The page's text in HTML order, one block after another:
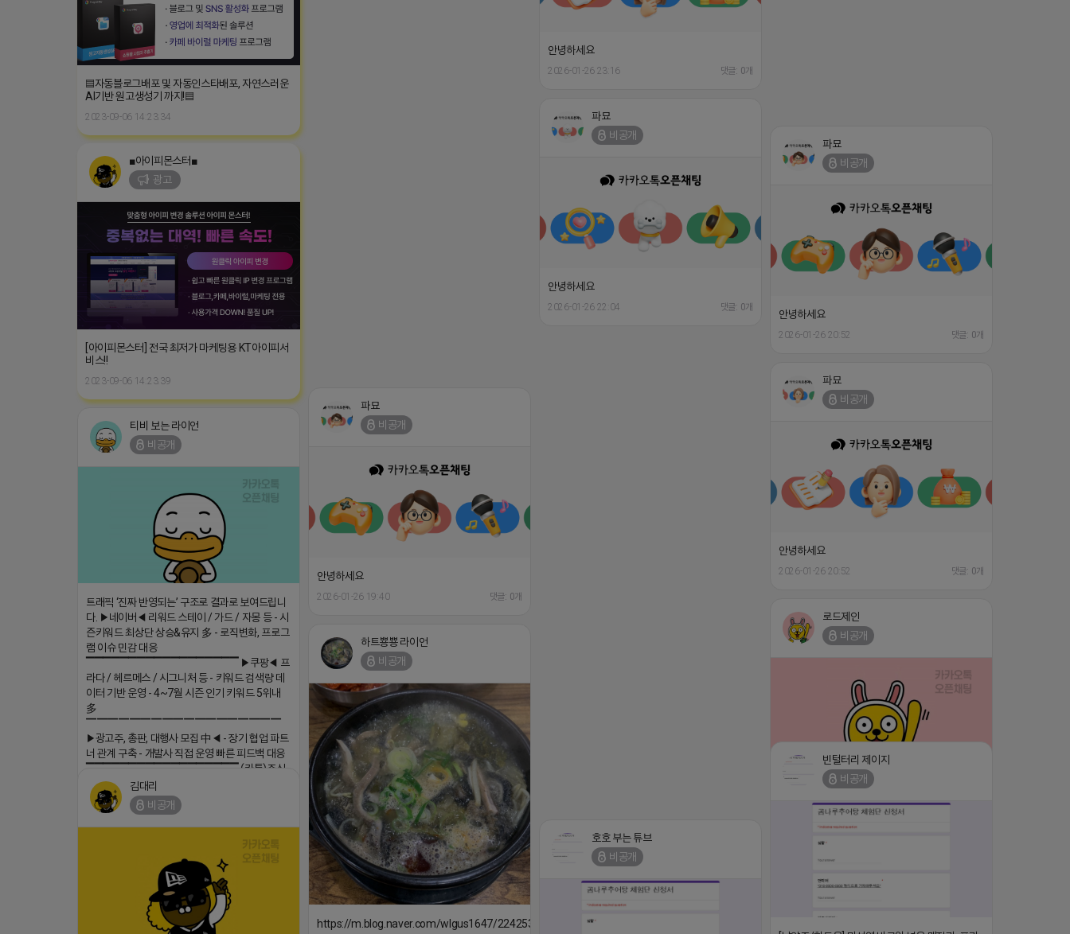
안녕하세요
2026-01-26 23:16 댓글: 0개
▤자동블로그배포 및 자동인스타배포, 자연스러운
AI기반 원고생성기 까지!▤
2023-09-06 14:23:34
파묘
비공개
안녕하세요
2026-01-26 22:04 댓글: 0개
파묘
비공개
안녕하세요
2026-01-26 20:52 댓글: 0개
■아이피몬스터■
광고
[아이피몬스터] 전국 최저가 마케팅용 KT아이피서
비스!!
2023-09-06 14:23:39
파묘
비공개
안녕하세요
2026-01-26 20:52 댓글: 0개
파묘
비공개
안녕하세요
2026-01-26 19:40 댓글: 0개
티비 보는 라이언
비공개
트래픽 ‘진짜 반영되는’ 구조로 결과로 보여드립니
다. ▶네이버◀ 리워드 스테이 / 가드 / 자몽 등 - 시
즌키워드 최상단 상승&유지 多 - 로직변화, 프로그
램 이슈 민감 대응
▔▔▔▔▔▔▔▔▔▔▔▔▔▔▔▔▔▔ ▶쿠팡◀ 프
라다 / 헤르메스 / 시그니처 등 - 키워드 검색량 데
이터 기반 운영 - 4~7월 시즌 인기 키워드 5위내
多
▔▔▔▔▔▔▔▔▔▔▔▔▔▔▔▔▔▔
▶광고주, 총판, 대행사 모집 中◀ - 장기 협업 파트
너 관계 구축 - 개발사 직접 운영 빠른 피드백 대응
▔▔▔▔▔▔▔▔▔▔▔▔▔▔▔▔▔▔ (카톡)주식
회사 더 풀림 https://더풀림상담.enn.kr https://
더풀림상담.enn.kr
댓글:20개
로드제인
비공개
2026-04-18 17:23
댓글:20개
하트뿅뿅 라이언
비공개
https://m.blog.naver.com/wlgus1647/224253846149
빈털터리 제이지
비공개
김대리
비공개
호호 부는 튜브
비공개